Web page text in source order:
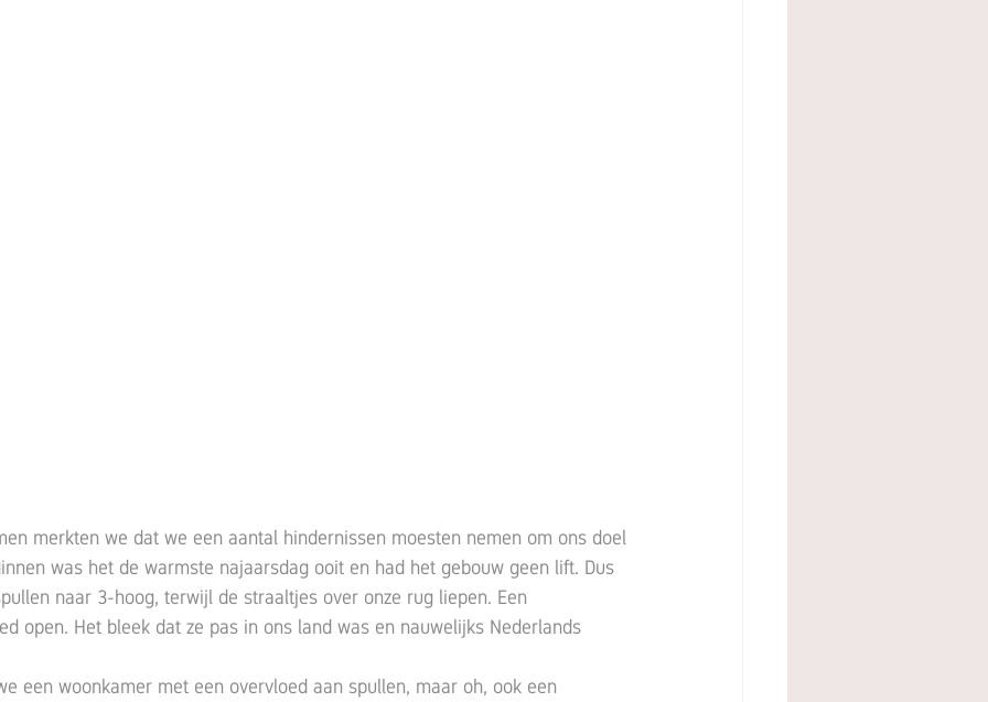
merkten we dat we een aantal hindernissen moesten nemen om ons doel
was het de warmste najaarsdag ooit en had het gebouw geen lift. Dus
naar 3-hoog, terwijl de straaltjes over onze rug liepen. Een
open. Het bleek dat ze pas in ons land was en nauwelijks Nederlands